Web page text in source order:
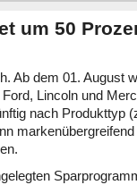
um 50
Ab dem 01. August
Lincoln und
nach Produkttyp